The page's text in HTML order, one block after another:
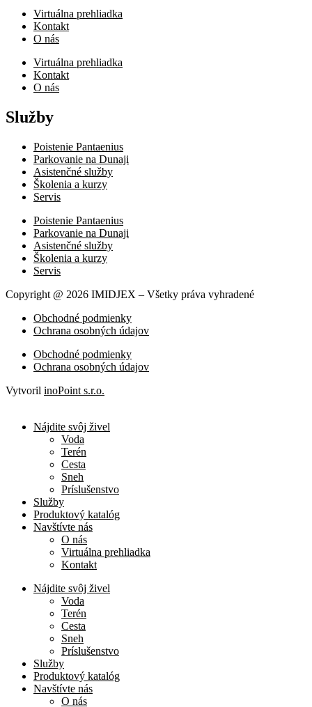
Virtuálna prehliadka
Kontakt
O nás
Virtuálna prehliadka
Kontakt
O nás
Služby
Poistenie Pantaenius
Parkovanie na Dunaji
Asistenčné služby
Školenia a kurzy
Servis
Poistenie Pantaenius
Parkovanie na Dunaji
Asistenčné služby
Školenia a kurzy
Servis
Copyright @ 2026 IMIDJEX – Všetky práva vyhradené
Obchodné podmienky
Ochrana osobných údajov
Obchodné podmienky
Ochrana osobných údajov
Vytvoril inoPoint s.r.o.
Nájdite svôj živel
Voda
Terén
Cesta
Sneh
Príslušenstvo
Služby
Produktový katalóg
Navštívte nás
O nás
Virtuálna prehliadka
Kontakt
Nájdite svôj živel
Voda
Terén
Cesta
Sneh
Príslušenstvo
Služby
Produktový katalóg
Navštívte nás
O nás